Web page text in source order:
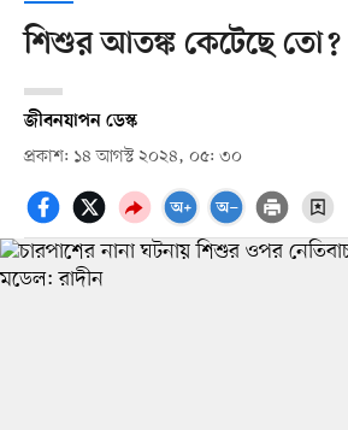
শিশুর আতঙ্ক কেটেছে তো?
জীবনযাপন ডেস্ক
প্রকাশ: ১৪ আগস্ট ২০২৪, ০৫: ৩০